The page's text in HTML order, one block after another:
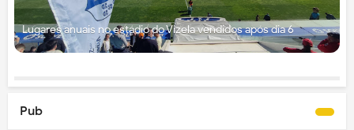
Lugares anuais no estádio do Vizela vendidos após dia 6
Pub